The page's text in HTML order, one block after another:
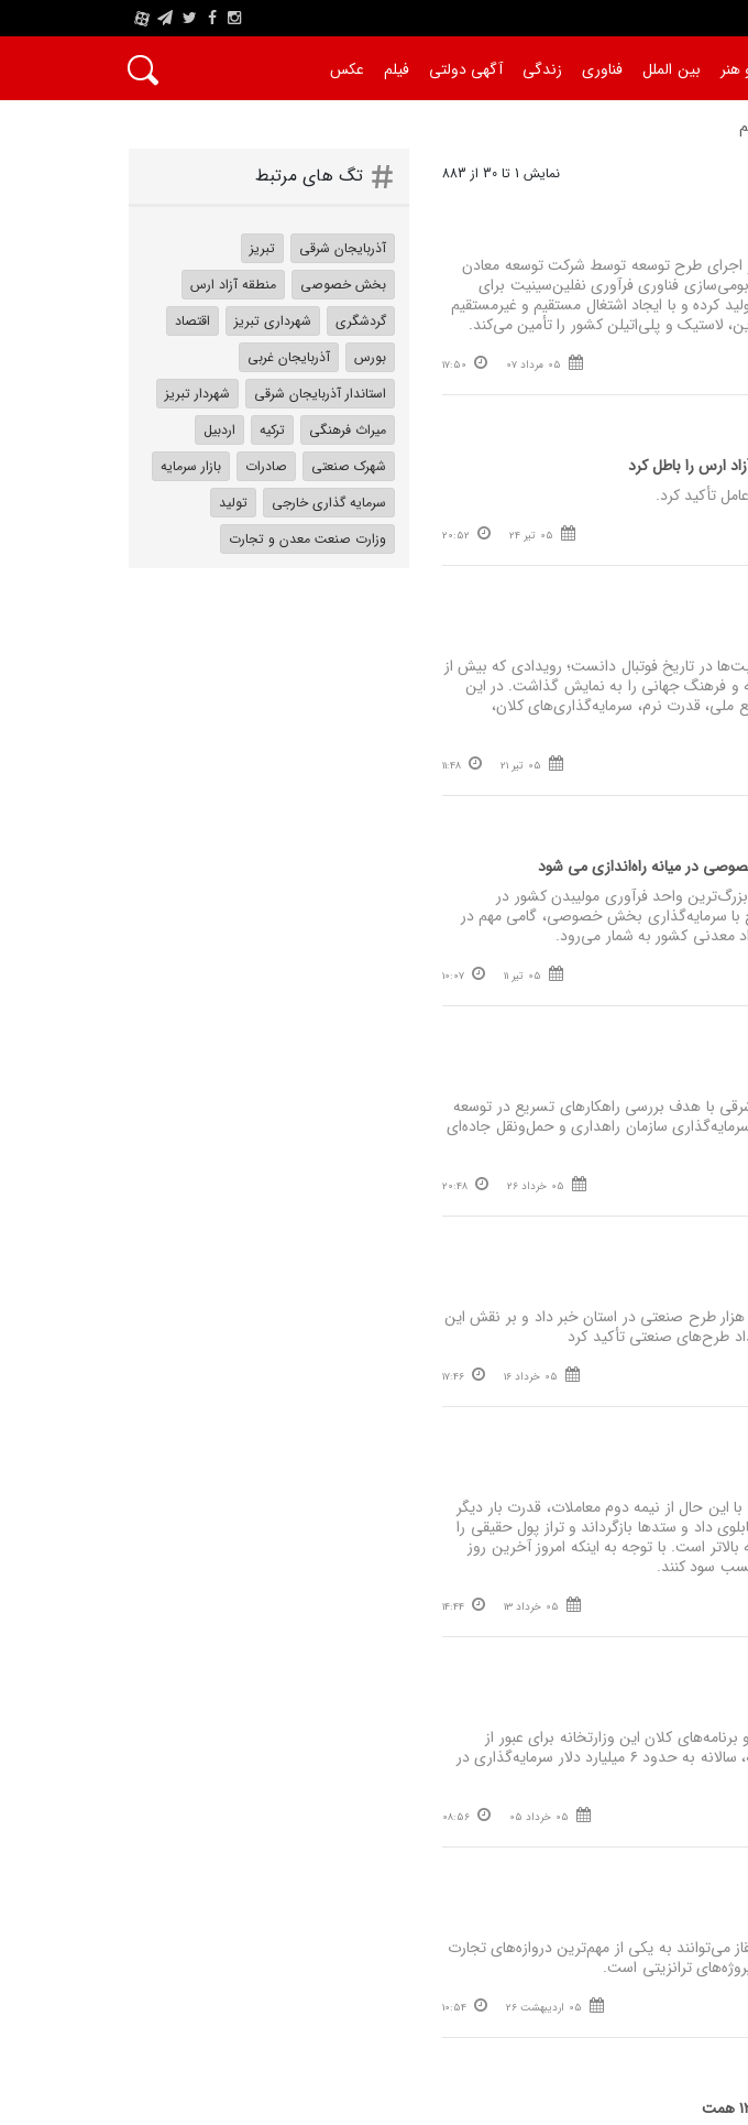
A
بین الملل فناوری زندگی آگهی دولتی فیلم عکس
نمایش 1 تا 30 از 883
و اجرای طرح توسعه توسط شرکت توسعه معادن
فناوری فرآوری نفلین‌سینیت برای
اکنون سالانه ۴۰ هزار تن محصول تولید کرده و با ایجاد اشتغال مستقیم و غیرمستقیم
05 مرداد 07 17:50
ارس را باطل کرد
تأکید کرد.
05 تیر 24 20:52
این رقابت‌ها در تاریخ فوتبال دانست؛ رویدادی که بیش از
و فرهنگ جهانی را به نمایش گذاشت. در این
ملی، قدرت نرم، سرمایه‌گذاری‌های کلان،
05 تیر 21 11:48
در میانه راه‌اندازی می‌ شود
واحد فرآوری مولیبدن کشور در
با سرمایه‌گذاری بخش خصوصی، گامی مهم در
معدنی کشور به شمار می‌رود.
05 تیر 11 10:07
با هدف بررسی راهکارهای تسریع در توسعه
سازمان راهداری و حمل‌ونقل جاده‌ای
05 خرداد 26 20:48
طرح صنعتی در استان خبر داد و بر نقش این
طرح‌های صنعتی تأکید کرد‌
05 خرداد 16 17:46
حال از نیمه دوم معاملات، قدرت بار دیگر
داد و ستدها بازگرداند و تراز پول حقیقی را
است. با توجه به اینکه امروز آخرین روز
سود کنند.
05 خرداد 13 14:44
کلان این وزارتخانه برای عبور از
تابستان پیش‌رو، تأکید کرد که برای تحقق تکالیف برنامه هفتم توسعه، سالانه به حدود ۶ میلیارد دلار سرمایه‌گذاری در
05 خرداد 05 08:56
می‌توانند به یکی از مهم‌ترین دروازه‌های تجارت
ترانزیتی است.
05 اردیبهشت 26 10:54
تگ های مرتبط
آذربایجان شرقی
تبریز
بخش خصوصی
منطقه آزاد ارس
گردشگری
شهرداری تبریز
اقتصاد
بورس
آذربایجان غربی
استاندار آذربایجان شرقی
شهردار تبریز
میراث فرهنگی
ترکیه
اردبیل
شهرک صنعتی
صادرات
بازار سرمایه
سرمایه گذاری خارجی
تولید
وزارت صنعت معدن و تجارت